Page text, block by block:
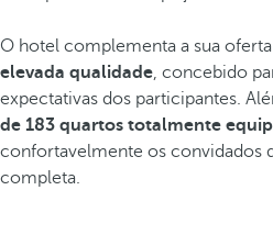
O hotel complementa a sua
elevada qualidade, concebido
expectativas dos participantes.
de 183 quartos totalmente
confortavelmente os convidados
completa.